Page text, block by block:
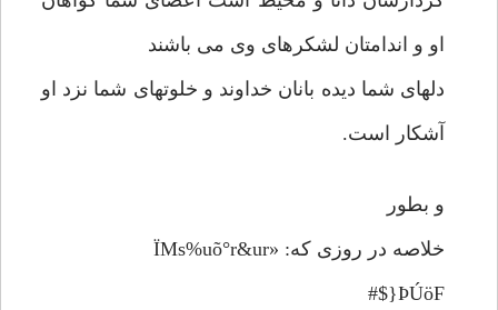
او و اندامتان لشکرهای وی می باشند
دلهای شما دیده بانان خداوند و خلوتهای شما نزد او
آشکار است.
و بطور
خلاصه در روزی که: «ÏMs%uõ°r&ur
ÞÚöF{$#